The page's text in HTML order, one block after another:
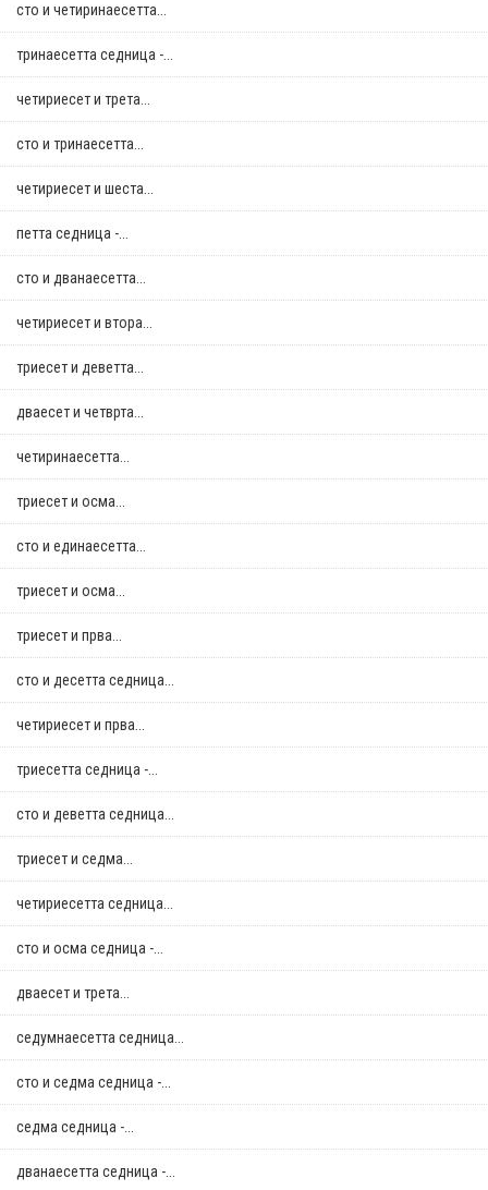
сто и четиринаесетта...
тринаесетта седница -...
четириесет и трета...
сто и тринаесетта...
четириесет и шеста...
петта седница -...
сто и дванаесетта...
четириесет и втора...
триесет и деветта...
дваесет и четврта...
четиринаесетта...
триесет и осма...
сто и единаесетта...
триесет и осма...
триесет и прва...
сто и десетта седница...
четириесет и прва...
триесетта седница -...
сто и деветта седница...
триесет и седма...
четириесетта седница...
сто и осма седница -...
дваесет и трета...
седумнаесетта седница...
сто и седма седница -...
седма седница -...
дванаесетта седница -...